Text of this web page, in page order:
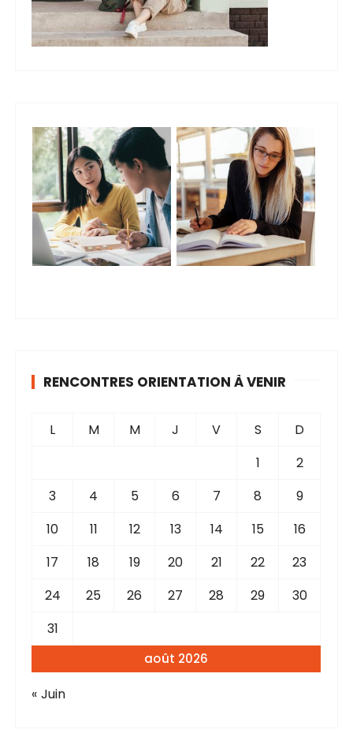
RENCONTRES ORIENTATION À VENIR
août 2026
L M M J V S
D
1
2
3
4 5 6 7 8
9
10
11 12 13 14 15
16
17
18 19 20 21 22
23
24
25 26 27 28 29
30
31
« Juin